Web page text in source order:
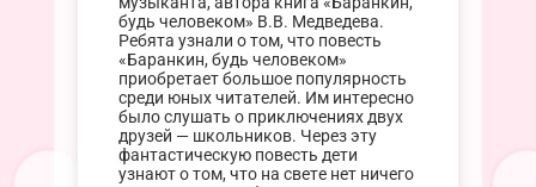
будь человеком» В.В. Медведева.
Ребята узнали о том, что повесть
«Баранкин, будь человеком»
приобретает большое популярность
среди юных читателей. Им интересно
было слушать о приключениях двух
друзей — школьников. Через эту
фантастическую повесть дети
узнают о том, что на свете нет ничего